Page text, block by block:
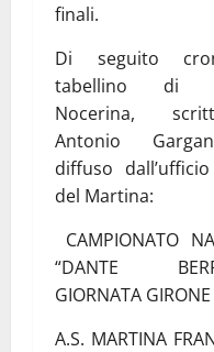
finali.
Di seguito
tabellino di
Nocerina,
Antonio
diffuso
del Martina:
CAMPIONATO
“DANTE
GIORNATA GIRONE
A.S. MARTINA